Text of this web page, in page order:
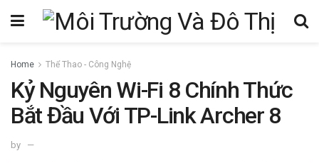
Home Thể Thao - Công Nghệ
Kỷ Nguyên Wi-Fi 8 Chính Thức
Bắt Đầu Với TP-Link Archer 8
by